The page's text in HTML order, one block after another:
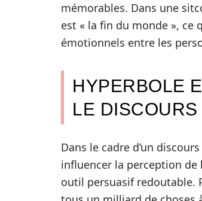
mémorables. Dans une
est « la fin du monde », ce
émotionnels entre les
HYPERBOLE
LE DISCOURS
Dans le cadre d’un
influencer la perception de
outil persuasif redoutable.